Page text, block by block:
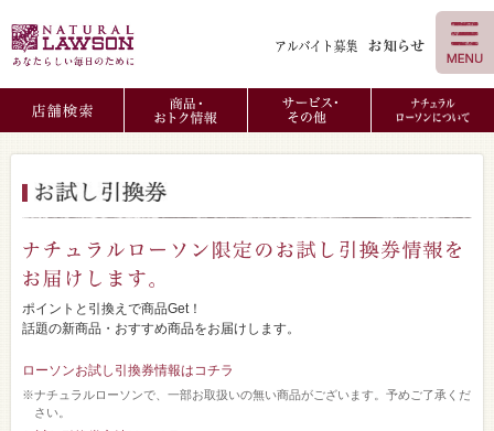
ポイントと引換えで商品Get！
話題の新商品・おすすめ商品をお届けします。
ローソンお試し引換券情報はコチラ
※ナチュラルローソンで、一部お取扱いの無い商品がございます。予めご了承くだ
さい。